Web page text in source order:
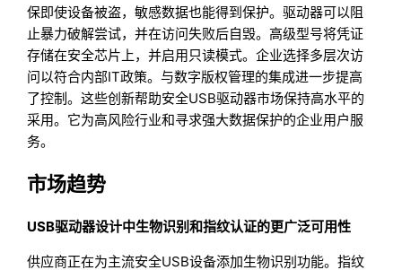
保即使设备被盗，敏感数据也能得到保护。驱动器可以阻
止暴力破解尝试，并在访问失败后自毁。高级型号将凭证
存储在安全芯片上，并启用只读模式。企业选择多层次访
问以符合内部IT政策。与数字版权管理的集成进一步提高
了控制。这些创新帮助安全USB驱动器市场保持高水平的
采用。它为高风险行业和寻求强大数据保护的企业用户服
务。
市场趋势
USB驱动器设计中生物识别和指纹认证的更广泛可用性
供应商正在为主流安全USB设备添加生物识别功能。指纹